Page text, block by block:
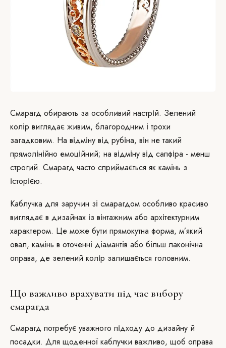
Смарагд обирають за особливий настрій. Зелений
колір виглядає живим, благородним і трохи
загадковим. На відміну від рубіна, він не такий
прямолінійно емоційний; на відміну від сапфіра - менш
строгий. Смарагд часто сприймається як камінь з
історією.
Каблучка для заручин зі смарагдом особливо красиво
виглядає в дизайнах із вінтажним або архітектурним
характером. Це може бути прямокутна форма, м’який
овал, камінь в оточенні діамантів або більш лаконічна
оправа, де зелений колір залишається головним.
Що важливо врахувати під час вибору
смарагда
Смарагд потребує уважного підходу до дизайну й
посадки. Для щоденної каблучки важливо, щоб оправа